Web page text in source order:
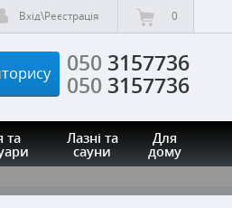
Вхід\Реєстрація 0
050 3157736
050 3157736
та Лазні та
сауни
Для
дому